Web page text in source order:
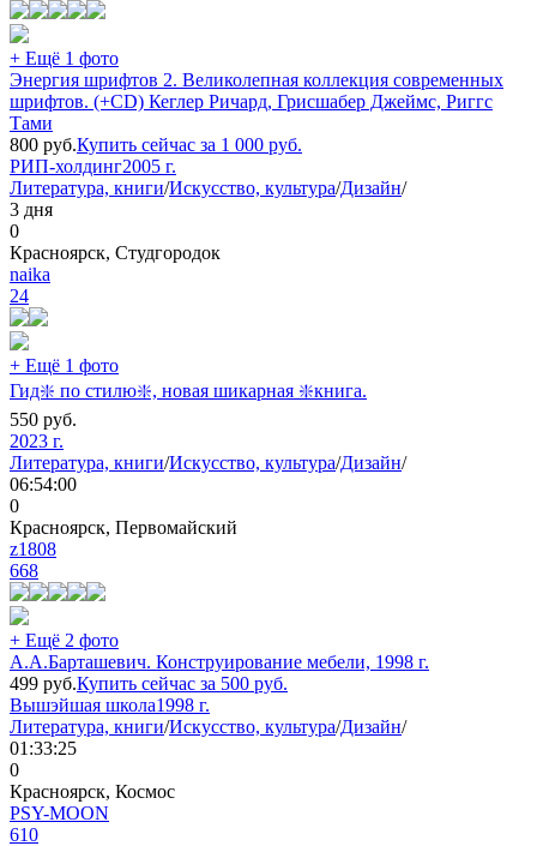
+ Ещё 1 фото
Энергия шрифтов 2. Великолепная коллекция современных
шрифтов. (+CD) Кеглер Ричард, Грисшабер Джеймс, Риггс
Тами
800 руб.Купить сейчас за 1 000 руб.
РИП-холдинг2005 г.
Литература, книги/Искусство, культура/Дизайн/
3 дня
0
Красноярск, Студгородок
naika
24
+ Ещё 1 фото
Гид❇️ по стилю❇️, новая шикарная ❇️книга.
550 руб.
2023 г.
Литература, книги/Искусство, культура/Дизайн/
06:54:00
0
Красноярск, Первомайский
z1808
668
+ Ещё 2 фото
А.А.Барташевич. Конструирование мебели, 1998 г.
499 руб.Купить сейчас за 500 руб.
Вышэйшая школа1998 г.
Литература, книги/Искусство, культура/Дизайн/
01:33:25
0
Красноярск, Космос
PSY-MOON
610